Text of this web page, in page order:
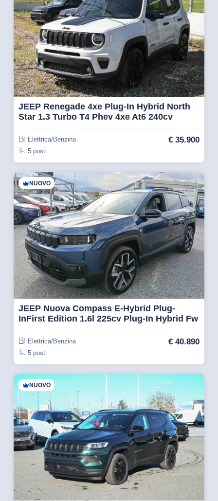
JEEP Renegade 4xe Plug-In Hybrid North
Star 1.3 Turbo T4 Phev 4xe At6 240cv
Elettrica/Benzina
5 posti
€ 35.900
NUOVO
JEEP Nuova Compass E-Hybrid Plug-
InFirst Edition 1.6l 225cv Plug-In Hybrid Fw
Elettrica/Benzina
5 posti
€ 40.890
NUOVO